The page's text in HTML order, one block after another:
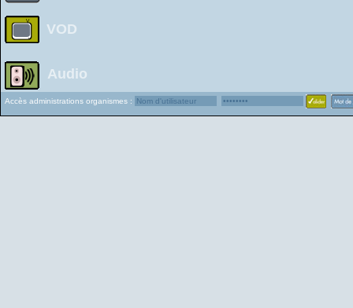
VOD
Audio
Accès administrations organismes :